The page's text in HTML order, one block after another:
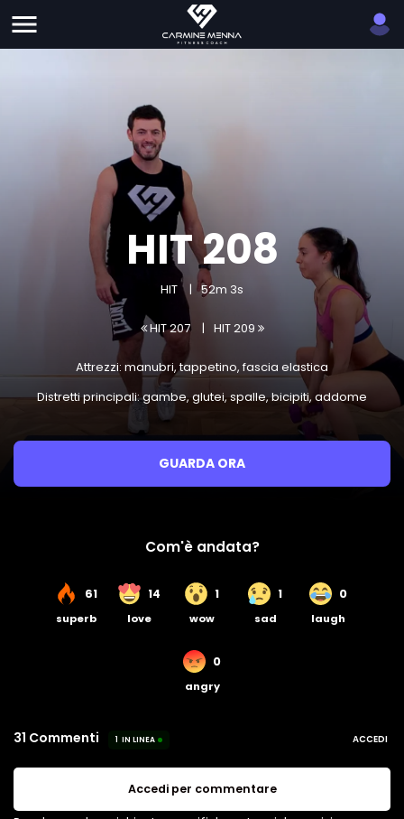
HIT 208
HIT 52m 3s
HIT 207 HIT 209
Attrezzi: manubri, tappetino, fascia elastica
Distretti principali: gambe, glutei, spalle, bicipiti, addome
GUARDA ORA